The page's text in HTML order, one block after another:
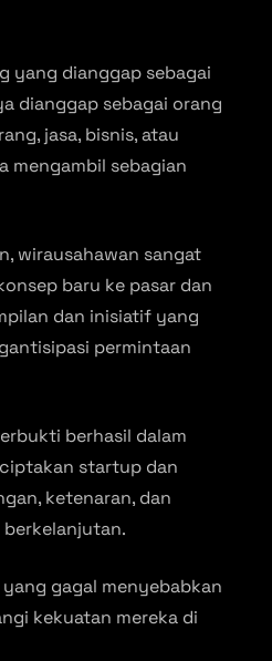
yang dianggap sebagai
dianggap sebagai orang
jasa, bisnis, atau
mengambil sebagian
wirausahawan sangat
baru ke pasar dan
dan inisiatif yang
permintaan
berhasil dalam
startup dan
ketenaran, dan
gagal menyebabkan
kekuatan mereka di